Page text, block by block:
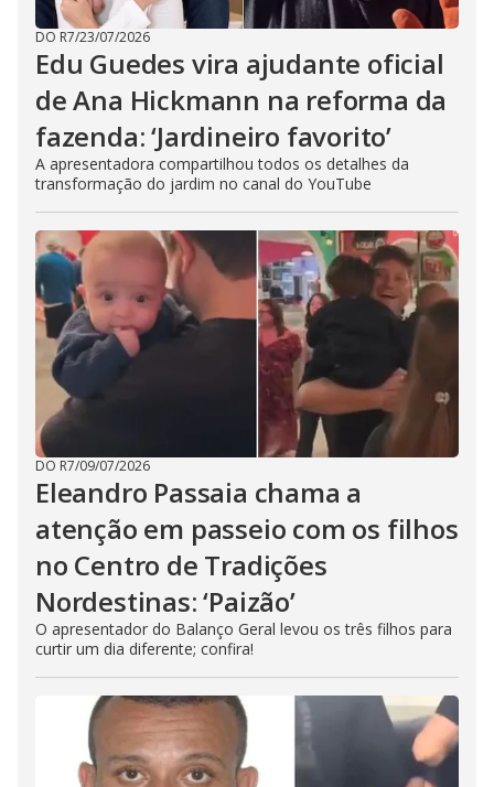
DO R7/23/07/2026
Edu Guedes vira ajudante oficial
de Ana Hickmann na reforma da
fazenda: ‘Jardineiro favorito’
A apresentadora compartilhou todos os detalhes da
transformação do jardim no canal do YouTube
DO R7/09/07/2026
Eleandro Passaia chama a
atenção em passeio com os filhos
no Centro de Tradições
Nordestinas: ‘Paizão’
O apresentador do Balanço Geral levou os três filhos para
curtir um dia diferente; confira!